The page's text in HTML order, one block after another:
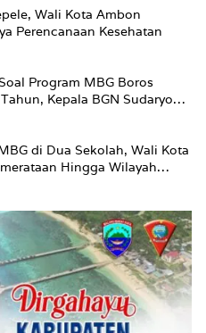
Wali Kota Ambon
Perencanaan Kesehatan
Program MBG Boros
Kepala BGN Sudaryono
di Dua Sekolah, Wali Kota
Hingga Wilayah